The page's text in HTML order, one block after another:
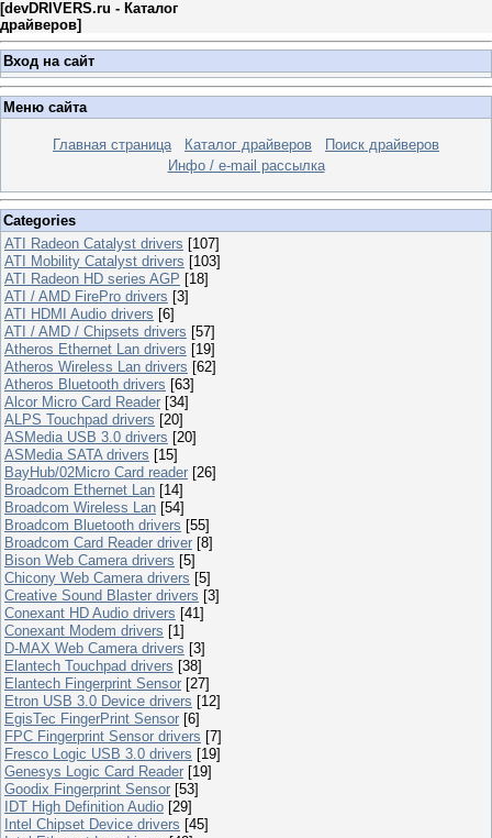
[devDRIVERS.ru - Каталог
драйверов]
Вход на сайт
Меню сайта
Главная страница Каталог драйверов
Поиск драйверов
Инфо / e-mail рассылка
Categories
ATI Radeon Catalyst drivers [107]
ATI Mobility Catalyst drivers [103]
ATI Radeon HD series AGP [18]
ATI / AMD FirePro drivers [3]
ATI HDMI Audio drivers [6]
ATI / AMD / Chipsets drivers [57]
Atheros Ethernet Lan drivers [19]
Atheros Wireless Lan drivers [62]
Atheros Bluetooth drivers [63]
Alcor Micro Card Reader [34]
ALPS Touchpad drivers [20]
ASMedia USB 3.0 drivers [20]
ASMedia SATA drivers [15]
BayHub/02Micro Card reader [26]
Broadcom Ethernet Lan [14]
Broadcom Wireless Lan [54]
Broadcom Bluetooth drivers [55]
Broadcom Card Reader driver [8]
Bison Web Camera drivers [5]
Chicony Web Camera drivers [5]
Creative Sound Blaster drivers [3]
Conexant HD Audio drivers [41]
Conexant Modem drivers [1]
D-MAX Web Camera drivers [3]
Elantech Touchpad drivers [38]
Elantech Fingerprint Sensor [27]
Etron USB 3.0 Device drivers [12]
EgisTec FingerPrint Sensor [6]
FPC Fingerprint Sensor drivers [7]
Fresco Logic USB 3.0 drivers [19]
Genesys Logic Card Reader [19]
Goodix Fingerprint Sensor [53]
IDT High Definition Audio [29]
Intel Chipset Device drivers [45]